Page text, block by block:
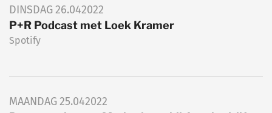
DINSDAG26.042022
P+R Podcast met Loek Kramer
Spotify
MAANDAG25.042022